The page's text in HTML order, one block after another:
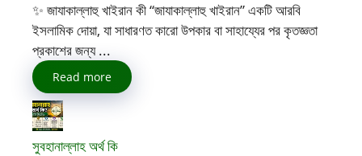
✨ জাযাকাল্লাহু খাইরান কী “জাযাকাল্লাহু খাইরান” একটি আরবি
ইসলামিক দোয়া, যা সাধারণত কারো উপকার বা সাহায্যের পর কৃতজ্ঞতা
প্রকাশের জন্য ...
Read more
সুবহানাল্লাহ অর্থ কি